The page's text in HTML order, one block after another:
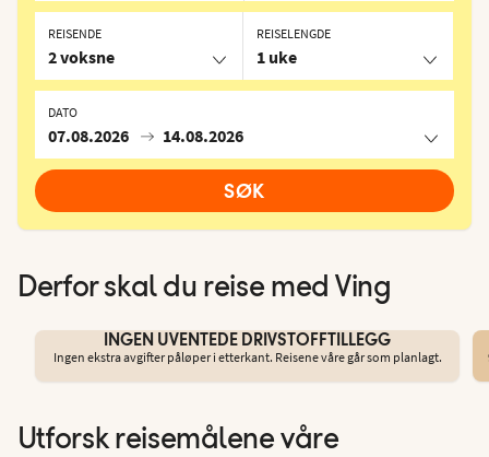
REISELENGDE
1 uke
DATO
07.08.2026 14.08.2026
REISENDE
2 voksne
SØK
Derfor skal du reise med Ving
INGEN UVENTEDE DRIVSTOFFTILLEGG
Ingen ekstra avgifter påløper i etterkant. Reisene våre går som planlagt.
Utforsk reisemålene våre